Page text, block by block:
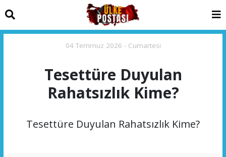
04 Temmuz 2026 - Cumartesi
Tesettüre Duyulan
Rahatsızlık Kime?
Tesettüre Duyulan Rahatsızlık Kime?